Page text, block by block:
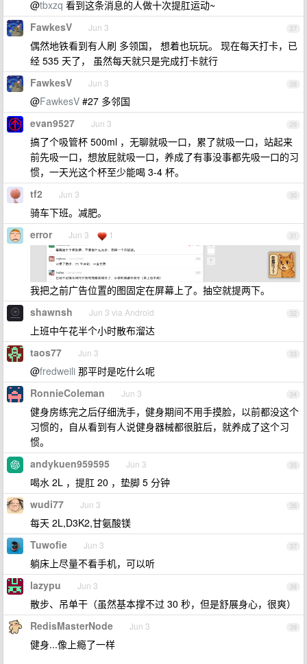
@tbxzq 看到这条消息的人做十次提肛运动~
27
FawkesV Jun 3
偶然地铁看到有人刷 多领国， 想着也玩玩。 现在每天打卡，已
经 535 天了， 虽然每天就只是完成打卡就行
28
FawkesV Jun 3
@FawkesV #27 多邻国
29
evan9527 Jun 3
搞了个吸管杯 500ml ，无聊就吸一口，累了就吸一口，站起来
前先吸一口，想放屁就吸一口，养成了有事没事都先吸一口的习
惯，一天光这个杯至少能喝 3-4 杯。
30
tf2 Jun 3
骑车下班。减肥。
31
error Jun 3 1
我把之前广告位置的图固定在屏幕上了。抽空就提两下。
32
shawnsh Jun 3 via Android
上班中午花半个小时散布溜达
33
taos77 Jun 3
@fredweili 那平时是吃什么呢
34
RonnieColeman Jun 3
健身房练完之后仔细洗手，健身期间不用手摸脸，以前都没这个
习惯的，自从看到有人说健身器械都很脏后，就养成了这个习
惯。
35
andykuen959595 Jun 3
喝水 2L ，提肛 20 ，垫脚 5 分钟
36
wudi77 Jun 3
每天 2L,D3K2,甘氨酸镁
37
Tuwofie Jun 3
躺床上尽量不看手机，可以听
38
lazypu Jun 3
散步、吊单干（虽然基本撑不过 30 秒，但是舒展身心，很爽）
39
RedisMasterNode Jun 3
健身...像上瘾了一样